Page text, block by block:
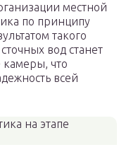
местной
по принципу
такого
вод станет
что
всей